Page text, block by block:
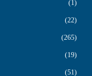
1
22
265
19
51